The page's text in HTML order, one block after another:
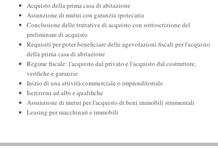
Acquisto della prima casa di abitazione
Assunzione di mutui con garanzia ipotecaria
Conclusione delle trattative di acquisto con sottoscrizione del
preliminare di acquisto
Requisiti per poter beneficiare delle agevolazioni fiscali per l'acquisto
della prima casa di abitazione
Regime fiscale: l'acquisto dal privato e l'acquisto dal costruttore,
verifiche e garanzie
Inizio di una attività commerciale o imprenditoriale
Iscrizioni ad albi e qualifiche
Assunzione di mutui per l'acquisto di beni immobili strumentali
Leasing per macchinari e immobili